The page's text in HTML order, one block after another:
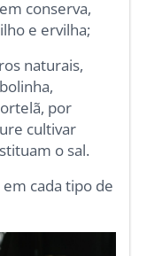
conserva,
e ervilha;
naturais,
por
cultivar
o sal.
cada tipo de